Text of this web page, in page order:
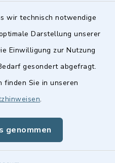
wir technisch notwendige
Darstellung unserer
Einwilligung zur Nutzung
gesondert abgefragt.
finden Sie in unseren
.
genommen